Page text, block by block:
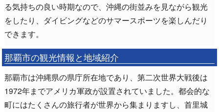
る気持ちの良い時期なので、沖縄の街並みを見ながら観光
をしたり、ダイビングなどのサマースポーツを楽しんだり
できます。
那覇市の観光情報と地域紹介
那覇市は沖縄県の県庁所在地であり、第二次世界大戦後は
1972年までアメリカ軍政が設置されていました。都会的な
町にはたくさんの旅行者が世界から集まりますし、首里城